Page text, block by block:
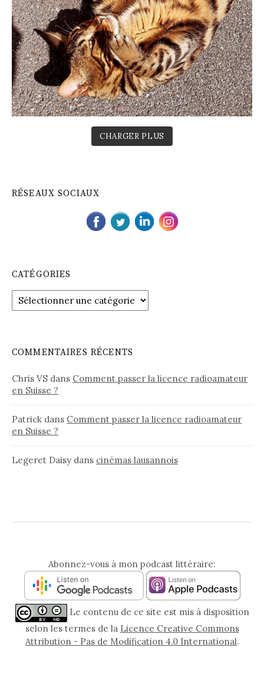
CHARGER PLUS
RÉSEAUX SOCIAUX
CATÉGORIES
a
g
r
i
s
COMMENTAIRES RÉCENTS
Chris VS dans Comment passer la licence radioamateur
en Suisse ?
Patrick dans Comment passer la licence radioamateur
en Suisse ?
Legeret Daisy dans cinémas lausannois
Abonnez-vous à mon podcast littéraire:
Le contenu de ce site est mis à disposition
selon les termes de la Licence Creative Commons
Attribution - Pas de Modification 4.0 International.